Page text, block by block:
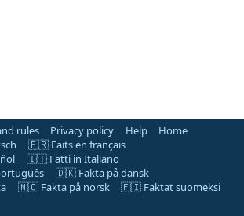
rules Privacy policy Help
Home
🇫🇷 Faits en français
🇮🇹 Fatti in Italiano
🇩🇰 Fakta på dansk
🇳🇴 Fakta på norsk
🇫🇮 Faktat suomeksi